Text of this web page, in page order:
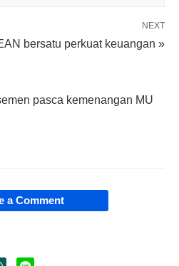
NEXT
bersatu perkuat keuangan »
pasca kemenangan MU
a Comment